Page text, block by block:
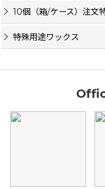
10個（箱/ケース）注文
特殊用途ワックス